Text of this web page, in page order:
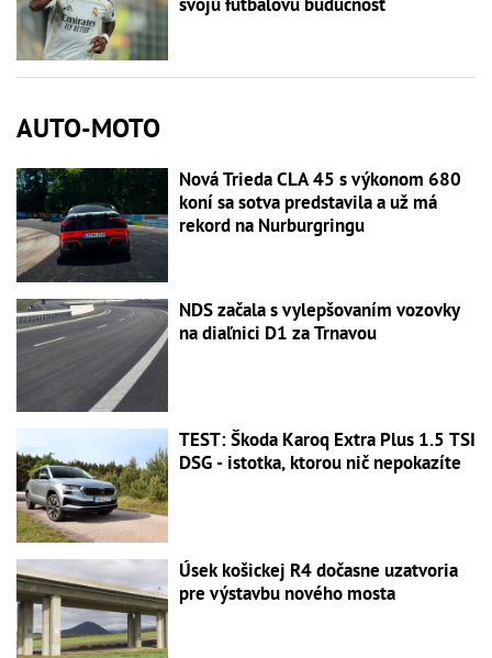
AUTO-MOTO
Nová Trieda CLA 45 s výkonom 680
koní sa sotva predstavila a už má
rekord na Nurburgringu
NDS začala s vylepšovaním vozovky
na diaľnici D1 za Trnavou
TEST: Škoda Karoq Extra Plus 1.5 TSI
DSG - istotka, ktorou nič nepokazíte
Úsek košickej R4 dočasne uzatvoria
pre výstavbu nového mosta